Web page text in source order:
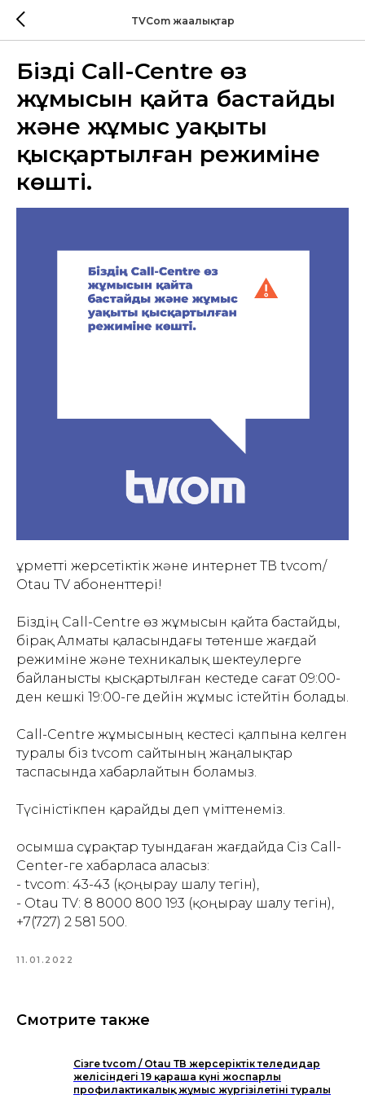
TVCom жаңалықтар
Біздің Call-Centre өз
жұмысын қайта бастайды
және жұмыс уақыты
қысқартылған режиміне
көшті.
Құрметті жерсетіктік және интернет ТВ tvcom/
Otau TV абоненттері!
Біздің Call-Centre өз жұмысын қайта бастайды,
бірақ Алматы қаласындағы төтенше жағдай
режиміне және техникалық шектеулерге
байланысты қысқартылған кестеде сағат 09:00-
ден кешкі 19:00-ге дейін жұмыс істейтін болады.
Call-Centre жұмысының кестесі қалпына келген
туралы біз tvcom сайтының жаңалықтар
таспасында хабарлайтын боламыз.
Түсіністікпен қарайды деп үміттенеміз.
Қосымша сұрақтар туындаған жағдайда Сіз Call-
Center-ге хабарласа аласыз:
- tvcom: 43-43 (қоңырау шалу тегін),
- Otau TV: 8 8000 800 193 (қоңырау шалу тегін),
+7(727) 2 581 500.
11.01.2022
Смотрите также
Сізге tvcom / Otau ТВ жерсеріктік теледидар
желісіндегі 19 қараша күні жоспарлы
профилактикалық жұмыс жургізілетіні туралы